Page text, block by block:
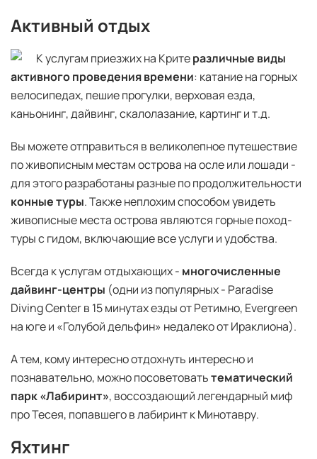
Активный отдых
К услугам приезжих на Критеразличные виды
активного проведения времени: катание на горных
велосипедах, пешие прогулки, верховая езда,
каньонинг, дайвинг, скалолазание, картинг и т.д.
Вы можете отправиться в великолепное путешествие
по живописным местам острова на осле или лошади -
для этого разработаны разные по продолжительности
конные туры. Также неплохим способом увидеть
живописные места острова являются горные поход-
туры с гидом, включающие все услуги и удобства.
Всегда к услугам отдыхающих - многочисленные
дайвинг-центры (одни из популярных - Paradise
Diving Center в 15 минутах езды от Ретимно, Evergreen
на юге и «Голубой дельфин» недалеко от Ираклиона).
А тем, кому интересно отдохнуть интересно и
познавательно, можно посоветоватьтематический
парк «Лабиринт», воссоздающий легендарный миф
про Тесея, попавшего в лабиринт к Минотавру.
Яхтинг